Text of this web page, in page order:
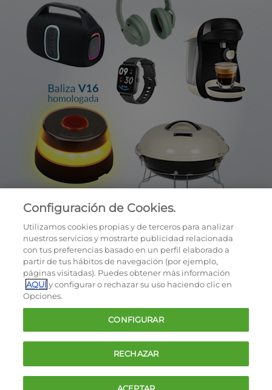
Cookies
Política de privacidad
Términos y condiciones de la oferta
Contacto
FAQ
Configuración de Cookies.
Utilizamos cookies propias y de terceros para analizar
nuestros servicios y mostrarte publicidad relacionada
con tus preferencias basado en un perfil elaborado a
partir de tus hábitos de navegación (por ejemplo,
páginas visitadas). Puedes obtener más información
AQUÍy configurar o rechazar su uso haciendo clic en
Opciones.
CONFIGURAR
RECHAZAR